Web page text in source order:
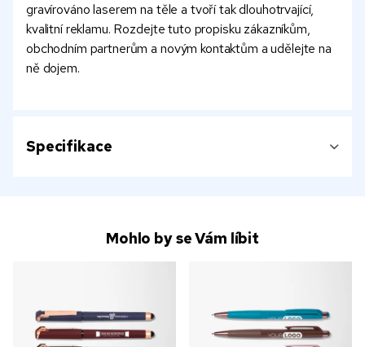
gravírováno laserem na těle a tvoří tak dlouhotrvající,
kvalitní reklamu. Rozdejte tuto propisku zákazníkům,
obchodním partnerům a novým kontaktům a udělejte na
ně dojem.
Specifikace
Mohlo by se Vám líbit